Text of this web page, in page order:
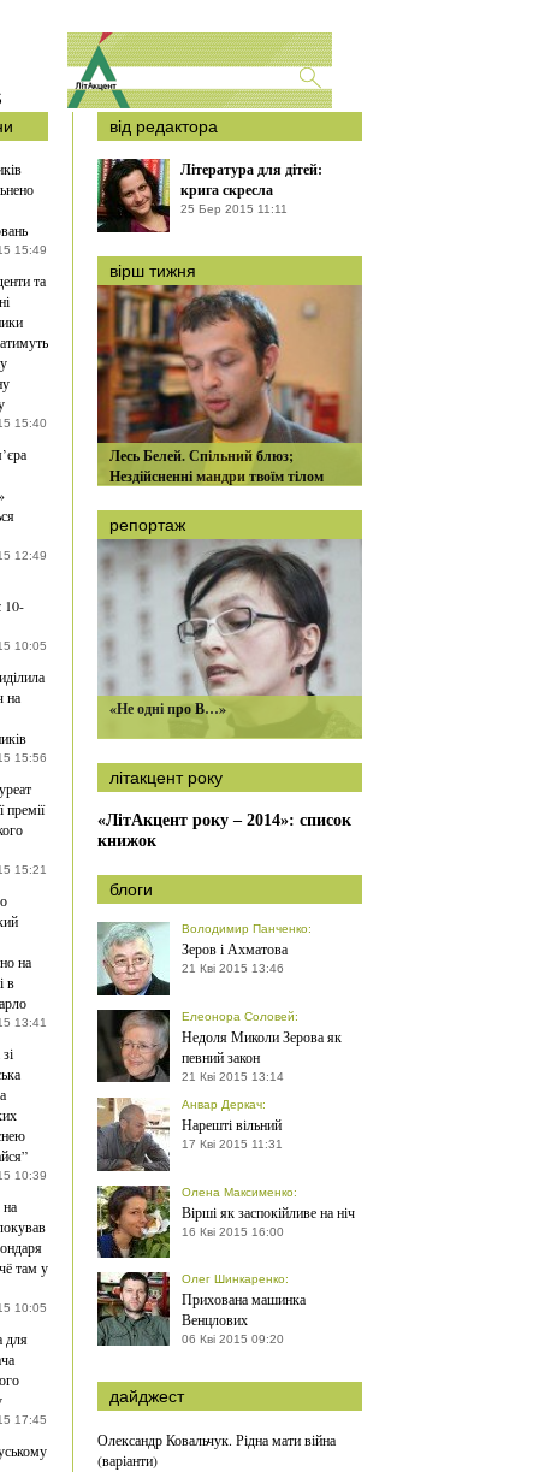
15:49
та
15:40
12:49
10-
10:05
на
15:56
премії
15:21
на
в
13:41
10:39
там у
10:05
для
17:45
від редактора
Література для дітей:
крига скресла
25 Бер 2015 11:11
вірш тижня
Лесь Белей. Спільний блюз;
Нездійсненні мандри твоїм тілом
репортаж
«Не одні про В…»
літакцент року
«ЛітАкцент року – 2014»: список
книжок
блоги
Володимир Панченко:
Зеров і Ахматова
21 Кві 2015 13:46
Елеонора Соловей:
Недоля Миколи Зерова як
певний закон
21 Кві 2015 13:14
Анвар Деркач:
Нарешті вільний
17 Кві 2015 11:31
Олена Максименко:
Вірші як заспокійливе на ніч
16 Кві 2015 16:00
Олег Шинкаренко:
Прихована машинка
Венцлових
06 Кві 2015 09:20
дайджест
Олександр Ковальчук. Рідна мати війна
(варіанти)